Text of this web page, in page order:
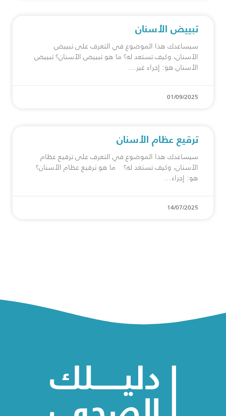
تبييض الأسنان
سيساعدك هذا الموضوع في التعرف على تبييض
الأسنان، وكيف تستعد له؟ ما هو تبييض الأسنان؟ تبييض
الأسنان هو: إجراء غير
01/09/2025
ترقيع عظام الأسنان
سيساعدك هذا الموضوع في التعرف على ترقيع عظام
الأسنان، وكيف تستعد له؟ ما هو ترقيع عظام الأسنان؟
هو: إجراء
14/07/2025